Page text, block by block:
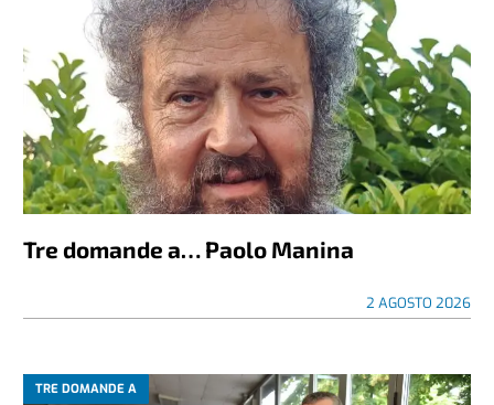
Tre domande a… Paolo Manina
2 AGOSTO 2026
TRE DOMANDE A